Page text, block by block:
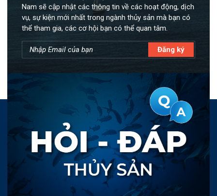
Nam sẽ cập nhật các thông tin về các hoạt động, dịch
vụ, sự kiện mới nhất trong ngành thủy sản mà bạn có
thể tham gia, các cơ hội bạn có thể quan tâm.